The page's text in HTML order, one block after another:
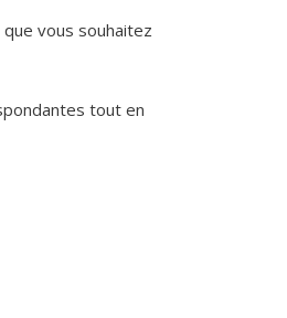
vous souhaitez
tout en